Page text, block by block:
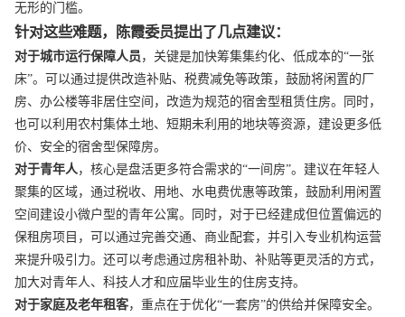
无形的门槛。
针对这些难题，陈霞委员提出了几点建议：
对于城市运行保障人员 ，关键是加快筹集集约化、低成本的“一张
床”。可以通过提供改造补贴、税费减免等政策，鼓励将闲置的厂
房、办公楼等非居住空间，改造为规范的宿舍型租赁住房。同时，
也可以利用农村集体土地、短期未利用的地块等资源，建设更多低
价、安全的宿舍型保障房。
对于青年人 ，核心是盘活更多符合需求的“一间房”。建议在年轻人
聚集的区域，通过税收、用地、水电费优惠等政策，鼓励利用闲置
空间建设小微户型的青年公寓。同时，对于已经建成但位置偏远的
保租房项目，可以通过完善交通、商业配套，并引入专业机构运营
来提升吸引力。还可以考虑通过房租补助、补贴等更灵活的方式，
加大对青年人、科技人才和应届毕业生的住房支持。
对于家庭及老年租客，重点在于优化“一套房”的供给并保障安全。